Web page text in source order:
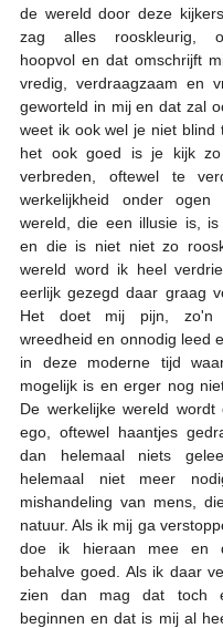
de wereld door deze
zag alles rooskleurig,
hoopvol en dat omschrijft
vredig, verdraagzaam en
geworteld in mij en dat zal
weet ik ook wel je niet blind
het ook goed is je kijk
verbreden, oftewel te
werkelijkheid onder
wereld, die een illusie is,
en die is niet niet zo
wereld word ik heel
eerlijk gezegd daar graag
Het doet mij pijn, zo'n
wreedheid en onnodig leed
in deze moderne tijd
mogelijk is en erger nog
De werkelijke wereld wordt
ego, oftewel haantjes
dan helemaal niets
helemaal niet meer
mishandeling van mens,
natuur. Als ik mij ga
doe ik hieraan mee en
behalve goed. Als ik daar
zien dan mag dat toch
beginnen en dat is mij al